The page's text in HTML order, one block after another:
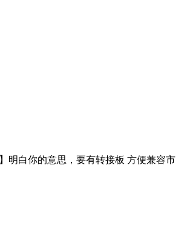
】明白你的意思，要有转接板 方便兼容市